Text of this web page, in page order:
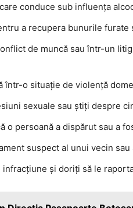
conduce sub influența
a recupera bunurile furate
de muncă sau într-un
într-o situație de violență
sexuale sau știți despre
o persoană a dispărut sau a
suspect al unui vecin
și doriți să le